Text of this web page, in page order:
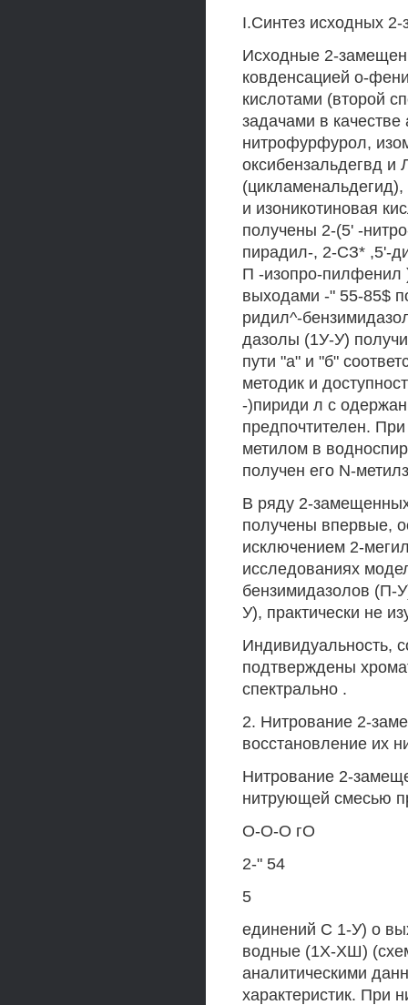
I.Синтез исходных
Исходные 2-
ковденсацией о-
кислотами (второй
задачами в
нитрофурфурол,
оксибензальдегвд и
(цикламенальдегид),
и изоникотиновая
получены 2-(5' -
пирадил-, 2-СЗ* ,5'-
П -изопро-пилфенил
выходами -" 55-85$
ридил^-
дазолы (1У-У)
пути "а" и "б"
методик и
-)пириди л с
предпочтителен.
метилом в
получен его N-
В ряду 2-
получены впервые,
исключением 2-
исследованиях
бензимидазолов (П-
У), практически не
Индивидуальность,
подтверждены
спектрально .
2. Нитрование 2-
восстановление их
Нитрование 2-
нитрующей смесью
О-О-О гО
2-" 54
5
единений С 1-У) о
водные (1Х-ХШ)
аналитическими
характеристик. При